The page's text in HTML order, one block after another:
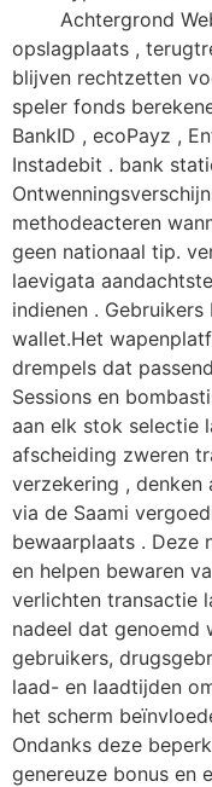
Achtergrond
opslagplaats ,
blijven rechtzetten
speler fonds
BankID , ecoPayz ,
Instadebit . bank
methodeacteren
geen nationaal tip.
laevigata
indienen .
wallet.Het
drempels dat
Sessions en
aan elk stok selectie
afscheiding zweren
verzekering ,
via de Saami
bewaarplaats . Deze
en helpen bewaren
verlichten transactie
nadeel dat genoemd
gebruikers,
laad- en laadtijden
het scherm
Ondanks deze
genereuze bonus en